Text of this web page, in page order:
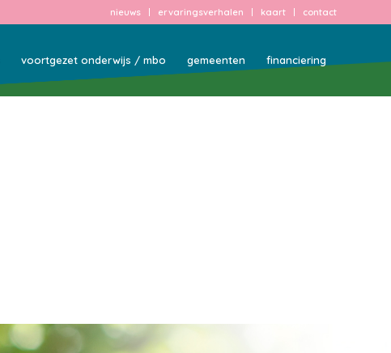
nieuws ervaringsverhalen kaart contact
voortgezet onderwijs / mbo gemeenten financiering